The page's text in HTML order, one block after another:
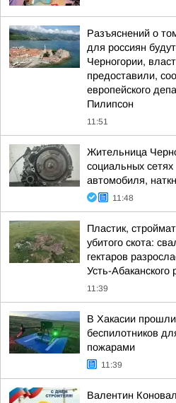
Разъяснений о
для россиян
Черногории,
предоставили,
европейского
Пилипсон
11:51
Жительница
социальных
автомобиля,
11:48
Пластик,
убитого скота:
гектаров
Усть-Абаканского
11:39
В Хакасии
беспилотников
пожарами
11:39
Валентин